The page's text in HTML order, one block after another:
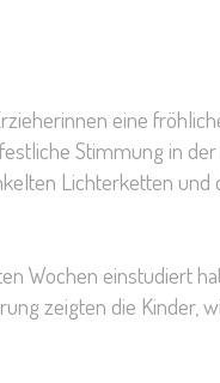
eine
Stimmung in der
Lichterketten und
Wochen einstudiert
zeigten die Kinder,